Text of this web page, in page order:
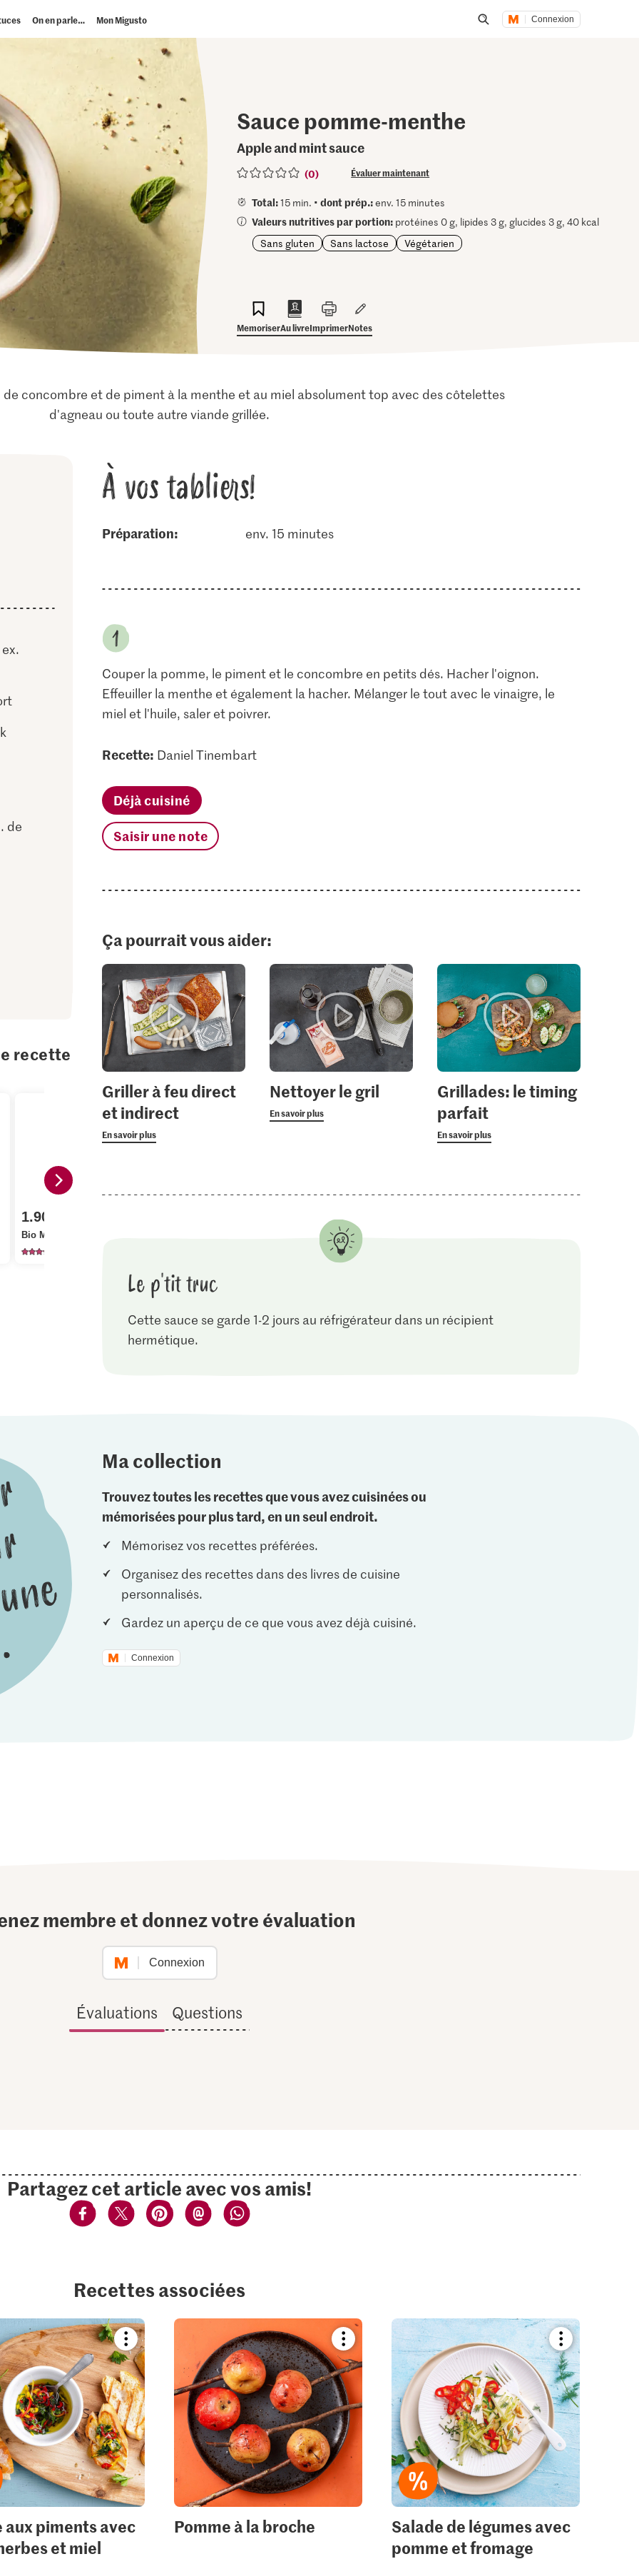
On en parle… Mon Migusto Connexion
Sauce pomme-menthe
Apple and mint sauce
(0) Évaluer maintenant
Total:15 min. •dont prép.:env. 15 minutes
Valeurs nutritives par portion: protéines 0 g, lipides 3 g, glucides 3 g, 40 kcal
Sans gluten
Sans lactose Végétarien
MemoriserAu livreImprimerNotes
concombre et de piment à la menthe et au miel absolument top avec des côtelettes
d'agneau ou toute autre viande grillée.
de
recette
1.90
Bio Menthe poivrée
M-Classic Vinaigre de
À vos tabliers!
Préparation: env. 15 minutes
Couper la pomme, le piment et le concombre en petits dés. Hacher l'oignon.
Effeuiller la menthe et également la hacher. Mélanger le tout avec le vinaigre, le
miel et l'huile, saler et poivrer.
Recette: Daniel Tinembart
Déjà cuisiné
Saisir une note
Ça pourrait vous aider:
Griller à feu direct
et indirect
En savoir plus
Nettoyer le gril
En savoir plus
Grillades: le timing
parfait
En savoir plus
Le p'tit truc
Cette sauce se garde 1-2 jours au réfrigérateur dans un récipient
hermétique.
Ma collection
Trouvez toutes les recettes que vous avez cuisinées ou
mémorisées pour plus tard, en un seul endroit.
Mémorisez vos recettes préférées.
Organisez des recettes dans des livres de cuisine
personnalisés.
Gardez un aperçu de ce que vous avez déjà cuisiné.
Connexion
membre et donnez votre évaluation
Connexion
Évaluations Questions
Partagez cet article avec vos amis!
Recettes associées
Bookmark
recipe
or
add
it
to
your
collections.
aux piments avec
et miel
Bookmark
recipe
or
add
it
to
your
collections.
Pomme à la broche
Bookmark
recipe
or
add
it
to
your
collections.
Salade de légumes avec
pomme et fromage